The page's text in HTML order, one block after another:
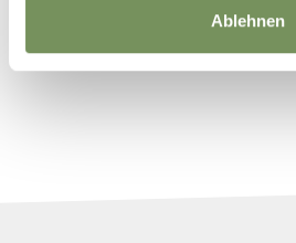
Ablehnen